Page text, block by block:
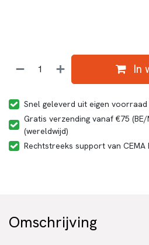
In
Snel geleverd uit eigen voorraad
Gratis verzending vanaf €75
(wereldwijd)
Rechtstreeks support van CEMA
Omschrijving